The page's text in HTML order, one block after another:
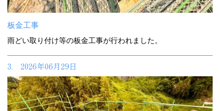
板金工事
雨どい取り付け等の板金工事が行われました。
3. 2026年06月29日